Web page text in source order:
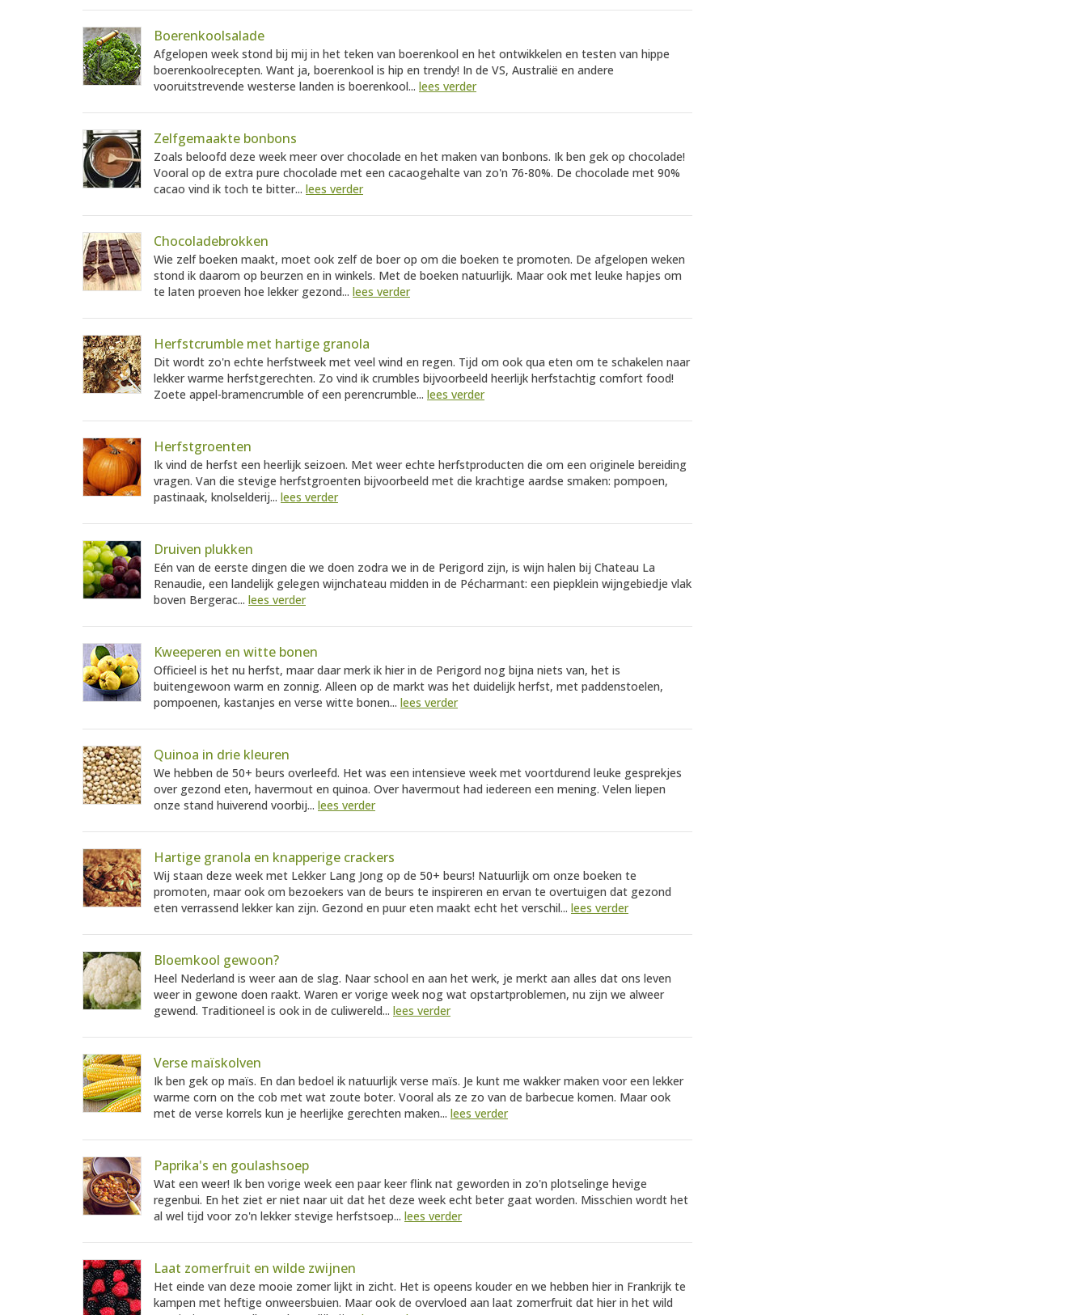
Boerenkoolsalade
Afgelopen week stond bij mij in het teken van boerenkool en het ontwikkelen en testen van hippe
boerenkoolrecepten. Want ja, boerenkool is hip en trendy! In de VS, Australië en andere
vooruitstrevende westerse landen is boerenkool... lees verder
Zelfgemaakte bonbons
Zoals beloofd deze week meer over chocolade en het maken van bonbons. Ik ben gek op chocolade!
Vooral op de extra pure chocolade met een cacaogehalte van zo'n 76-80%. De chocolade met 90%
cacao vind ik toch te bitter... lees verder
Chocoladebrokken
Wie zelf boeken maakt, moet ook zelf de boer op om die boeken te promoten. De afgelopen weken
stond ik daarom op beurzen en in winkels. Met de boeken natuurlijk. Maar ook met leuke hapjes om
te laten proeven hoe lekker gezond... lees verder
Herfstcrumble met hartige granola
Dit wordt zo'n echte herfstweek met veel wind en regen. Tijd om ook qua eten om te schakelen naar
lekker warme herfstgerechten. Zo vind ik crumbles bijvoorbeeld heerlijk herfstachtig comfort food!
Zoete appel-bramencrumble of een perencrumble... lees verder
Herfstgroenten
Ik vind de herfst een heerlijk seizoen. Met weer echte herfstproducten die om een originele bereiding
vragen. Van die stevige herfstgroenten bijvoorbeeld met die krachtige aardse smaken: pompoen,
pastinaak, knolselderij... lees verder
Druiven plukken
Eén van de eerste dingen die we doen zodra we in de Perigord zijn, is wijn halen bij Chateau La
Renaudie, een landelijk gelegen wijnchateau midden in de Pécharmant: een piepklein wijngebiedje vlak
boven Bergerac... lees verder
Kweeperen en witte bonen
Officieel is het nu herfst, maar daar merk ik hier in de Perigord nog bijna niets van, het is
buitengewoon warm en zonnig. Alleen op de markt was het duidelijk herfst, met paddenstoelen,
pompoenen, kastanjes en verse witte bonen... lees verder
Quinoa in drie kleuren
We hebben de 50+ beurs overleefd. Het was een intensieve week met voortdurend leuke gesprekjes
over gezond eten, havermout en quinoa. Over havermout had iedereen een mening. Velen liepen
onze stand huiverend voorbij... lees verder
Hartige granola en knapperige crackers
Wij staan deze week met Lekker Lang Jong op de 50+ beurs! Natuurlijk om onze boeken te
promoten, maar ook om bezoekers van de beurs te inspireren en ervan te overtuigen dat gezond
eten verrassend lekker kan zijn. Gezond en puur eten maakt echt het verschil... lees verder
Bloemkool gewoon?
Heel Nederland is weer aan de slag. Naar school en aan het werk, je merkt aan alles dat ons leven
weer in gewone doen raakt. Waren er vorige week nog wat opstartproblemen, nu zijn we alweer
gewend. Traditioneel is ook in de culiwereld... lees verder
Verse maïskolven
Ik ben gek op maïs. En dan bedoel ik natuurlijk verse maïs. Je kunt me wakker maken voor een lekker
warme corn on the cob met wat zoute boter. Vooral als ze zo van de barbecue komen. Maar ook
met de verse korrels kun je heerlijke gerechten maken... lees verder
Paprika's en goulashsoep
Wat een weer! Ik ben vorige week een paar keer flink nat geworden in zo'n plotselinge hevige
regenbui. En het ziet er niet naar uit dat het deze week echt beter gaat worden. Misschien wordt het
al wel tijd voor zo'n lekker stevige herfstsoep... lees verder
Laat zomerfruit en wilde zwijnen
Het einde van deze mooie zomer lijkt in zicht. Het is opeens kouder en we hebben hier in Frankrijk te
kampen met heftige onweersbuien. Maar ook de overvloed aan laat zomerfruit dat hier in het wild